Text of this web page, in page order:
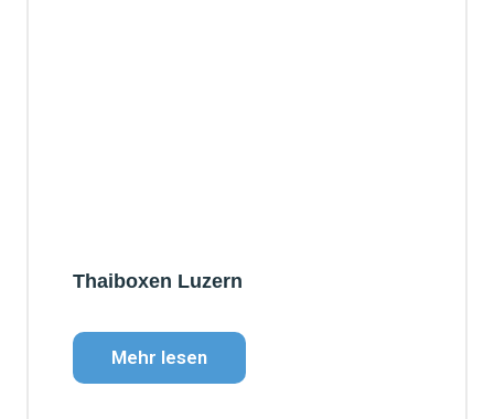
Thaiboxen Luzern
Mehr lesen